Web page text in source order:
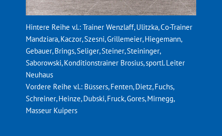
Hintere Reihe v.l.: Trainer Wenzlaff, Ulitzka, Co-Trainer
Mandziara, Kaczor, Szesni, Grillemeier, Hiegemann,
Gebauer, Brings, Seliger, Steiner, Steininger,
Saborowski, Konditionstrainer Brosius, sportl. Leiter
Neuhaus
Vordere Reihe v.l.: Büssers, Fenten, Dietz, Fuchs,
Schreiner, Heinze, Dubski, Fruck, Gores, Mirnegg,
Masseur Kuipers